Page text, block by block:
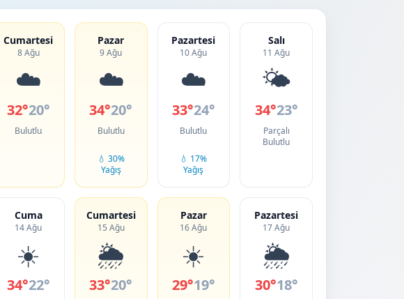
Cumartesi
8 Ağu
☁️
32°20°
Bulutlu
Pazar
9 Ağu
☁️
34°20°
Bulutlu
💧 30%
Yağış
Pazartesi
10 Ağu
☁️
33°24°
Bulutlu
💧 17%
Yağış
Salı
11 Ağu
🌤️
34°23°
Parçalı
Bulutlu
Cuma
14 Ağu
☀️
34°22°
Cumartesi
15 Ağu
🌦️
33°20°
Pazar
16 Ağu
☀️
29°19°
Pazartesi
17 Ağu
🌦️
30°18°